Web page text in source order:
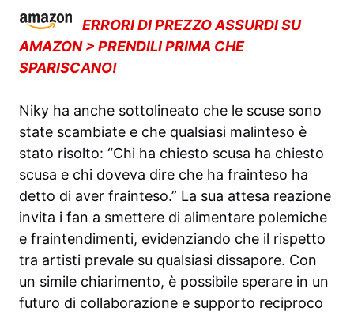
ERRORI DI PREZZO ASSURDI SU
AMAZON > PRENDILI PRIMA CHE
SPARISCANO!
Niky ha anche sottolineato che le scuse sono
state scambiate e che qualsiasi malinteso è
stato risolto: “Chi ha chiesto scusa ha chiesto
scusa e chi doveva dire che ha frainteso ha
detto di aver frainteso.” La sua attesa reazione
invita i fan a smettere di alimentare polemiche
e fraintendimenti, evidenziando che il rispetto
tra artisti prevale su qualsiasi dissapore. Con
un simile chiarimento, è possibile sperare in un
futuro di collaborazione e supporto reciproco